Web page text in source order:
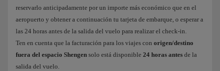
reservarlo anticipadamente por un importe más económico que en el
aeropuerto y obtener a continuación tu tarjeta de embarque, o esperar a
las 24 horas antes de la salida del vuelo para realizar el check-in.
Ten en cuenta que la facturación para los viajes con origen/destino
fuera del espacio Shengen solo está disponible 24 horas antes de la
salida del vuelo.